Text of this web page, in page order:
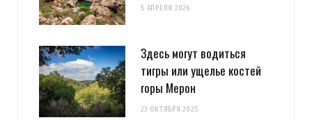
5 АПРЕЛЯ 2026
Здесь могут водиться
тигры или ущелье костей
горы Мерон
23 ОКТЯБРЯ 2025